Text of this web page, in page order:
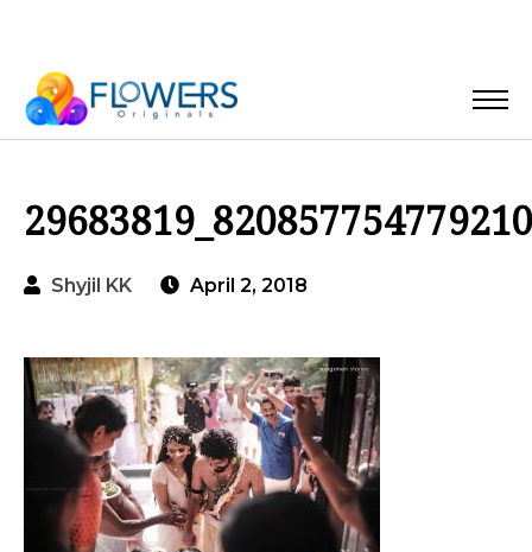
Shyjil KK April 2, 2018